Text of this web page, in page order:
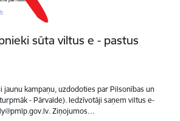
sūta viltus e - pastus
jaunu kampaņu, uzdodoties par Pilsonības un
- Pārvalde). Iedzīvotāji saņem viltus e-
Ziņojumos…